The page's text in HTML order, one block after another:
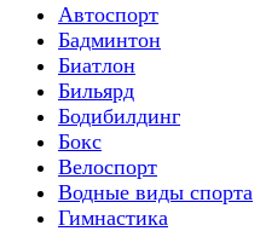
Автоспорт
Бадминтон
Биатлон
Бильярд
Бодибилдинг
Бокс
Велоспорт
Водные виды спорта
Гимнастика